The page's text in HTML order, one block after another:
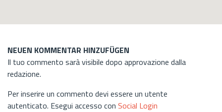
NEUEN KOMMENTAR HINZUFÜGEN
Il tuo commento sarà visibile dopo approvazione dalla
redazione.
Per inserire un commento devi essere un utente
autenticato. Esegui accesso con Social Login